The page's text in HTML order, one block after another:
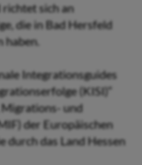
richtet sich an
die in Bad Hersfeld
haben.
Integrationsguides
(KISI)“
und
der Europäischen
durch das Land Hessen